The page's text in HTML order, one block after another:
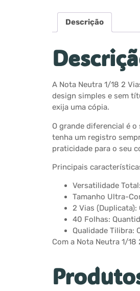
Descrição
A Nota Neutra 1/18 2
design simples e sem
exija uma cópia.
O grande diferencial é
tenha um registro
praticidade para o seu
Principais
Versatilidade
Tamanho Ultra-
2 Vias
40 Folhas:
Qualidade Tilibra:
Com a Nota Neutra 1/